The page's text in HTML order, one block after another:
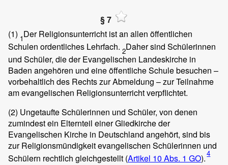
§ 7
(1) 1Der Religionsunterricht ist an allen öffentlichen
Schulen ordentliches Lehrfach. 2Daher sind Schülerinnen
und Schüler, die der Evangelischen Landeskirche in
Baden angehören und eine öffentliche Schule besuchen –
vorbehaltlich des Rechts zur Abmeldung – zur Teilnahme
am evangelischen Religionsunterricht verpflichtet.
(2) Ungetaufte Schülerinnen und Schüler, von denen
zumindest ein Elternteil einer Gliedkirche der
Evangelischen Kirche in Deutschland angehört, sind bis
zur Religionsmündigkeit evangelischen Schülerinnen und
Schülern rechtlich gleichgestellt (Artikel 10 Abs. 1 GO).4